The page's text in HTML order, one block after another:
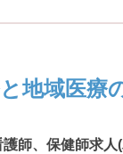
と地域医
師、保健師求人